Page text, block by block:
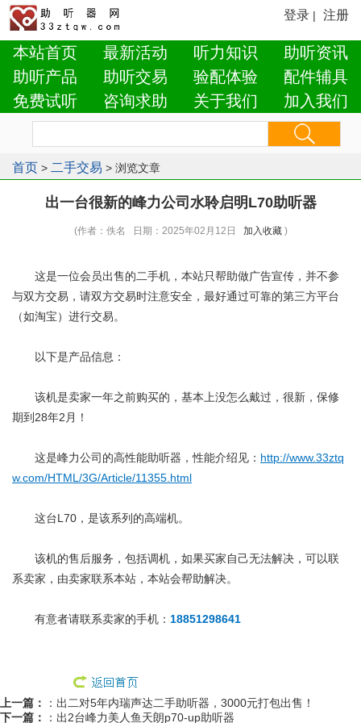
登录 | 注册
本站首页 最新活动 听力知识
助听资讯
助听产品
助听交易 验配体验
配件辅具
免费试听
咨询求助 关于我们 加入我们
首页 > 二手交易 > 浏览文章
出一台很新的峰力公司水聆启明L70助听器
(作者：佚名 日期：2025年02月12日 加入收藏)
这是一位会员出售的二手机，本站只帮助做广告宣传，并不参
与双方交易，请双方交易时注意安全，最好通过可靠的第三方平台
（如淘宝）进行交易。
以下是产品信息：
该机是卖家一年之前购买的，基本上没怎么戴过，很新，保修
期到28年2月！
这是峰力公司的高性能助听器，性能介绍见： http://www.33ztq
w.com/HTML/3G/Article/11355.html
这台L70，是该系列的高端机。
该机的售后服务，包括调机，如果买家自己无法解决，可以联
系卖家，由卖家联系本站，本站会帮助解决。
有意者请联系卖家的手机： 18851298641
上一篇： ： 出二对5年内瑞声达二手助听器，3000元打包出售！
下一篇：
： 出2台峰力美人鱼天朗p70-up助听器